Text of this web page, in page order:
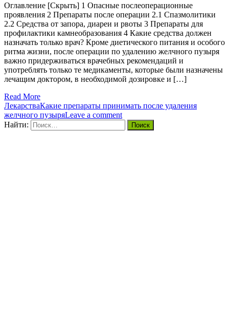
Оглавление [Скрыть] 1 Опасные послеоперационные
проявления 2 Препараты после операции 2.1 Спазмолитики
2.2 Средства от запора, диареи и рвоты 3 Препараты для
профилактики камнеобразования 4 Какие средства должен
назначать только врач? Кроме диетического питания и особого
ритма жизни, после операции по удалению желчного пузыря
важно придерживаться врачебных рекомендаций и
употреблять только те медикаменты, которые были назначены
лечащим доктором, в необходимой дозировке и […]
Read More
ЛекарстваКакие препараты принимать после удаления
желчного пузыряLeave a comment
Найти: